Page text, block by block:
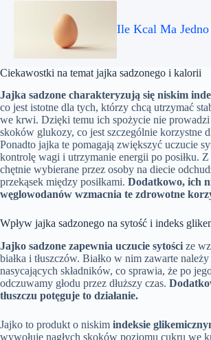
Ile Kcal Ma Jedno
Ciekawostki na temat jajka sadzonego i kalorii
Jajka sadzone charakteryzują się niskim
co jest istotne dla tych, którzy chcą utrzymać
we krwi. Dzięki temu ich spożycie nie
skoków glukozy, co jest szczególnie korzystne
Ponadto jajka te pomagają zwiększyć uczucie
kontrolę wagi i utrzymanie energii po posiłku.
chętnie wybierane przez osoby na diecie
przekąsek między posiłkami. Dodatkowo, ich
węglowodanów wzmacnia te zdrowotne
Wpływ jajka sadzonego na sytość i indeks
Jajko sadzone zapewnia uczucie sytości ze
białka i tłuszczów. Białko w nim zawarte
nasycających składników, co sprawia, że po
odczuwamy głodu przez dłuższy czas.
tłuszczu potęguje to działanie.
Jajko to produkt o niskim indeksie
wywołuje nagłych skoków poziomu cukru we